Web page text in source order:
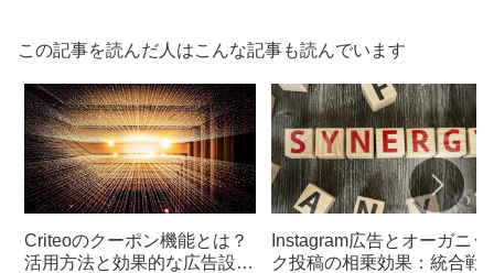
この記事を読んだ人はこんな記事も読んでいます
Criteoのクーポン機能とは？
活用方法と効果的な広告設計
Instagram広告とオーガニッ
ク投稿の相乗効果：統合戦